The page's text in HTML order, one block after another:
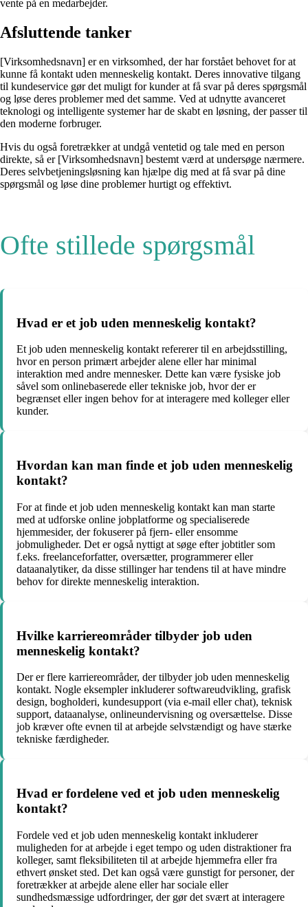
vente på en medarbejder.
Afsluttende tanker
[Virksomhedsnavn] er en virksomhed, der har forstået behovet for at
kunne få kontakt uden menneskelig kontakt. Deres innovative tilgang
til kundeservice gør det muligt for kunder at få svar på deres spørgsmål
og løse deres problemer med det samme. Ved at udnytte avanceret
teknologi og intelligente systemer har de skabt en løsning, der passer til
den moderne forbruger.
Hvis du også foretrækker at undgå ventetid og tale med en person
direkte, så er [Virksomhedsnavn] bestemt værd at undersøge nærmere.
Deres selvbetjeningsløsning kan hjælpe dig med at få svar på dine
spørgsmål og løse dine problemer hurtigt og effektivt.
Ofte stillede spørgsmål
Hvad er et job uden menneskelig kontakt?
Et job uden menneskelig kontakt refererer til en arbejdsstilling,
hvor en person primært arbejder alene eller har minimal
interaktion med andre mennesker. Dette kan være fysiske job
såvel som onlinebaserede eller tekniske job, hvor der er
begrænset eller ingen behov for at interagere med kolleger eller
kunder.
Hvordan kan man finde et job uden menneskelig
kontakt?
For at finde et job uden menneskelig kontakt kan man starte
med at udforske online jobplatforme og specialiserede
hjemmesider, der fokuserer på fjern- eller ensomme
jobmuligheder. Det er også nyttigt at søge efter jobtitler som
f.eks. freelanceforfatter, oversætter, programmerer eller
dataanalytiker, da disse stillinger har tendens til at have mindre
behov for direkte menneskelig interaktion.
Hvilke karriereområder tilbyder job uden
menneskelig kontakt?
Der er flere karriereområder, der tilbyder job uden menneskelig
kontakt. Nogle eksempler inkluderer softwareudvikling, grafisk
design, bogholderi, kundesupport (via e-mail eller chat), teknisk
support, dataanalyse, onlineundervisning og oversættelse. Disse
job kræver ofte evnen til at arbejde selvstændigt og have stærke
tekniske færdigheder.
Hvad er fordelene ved et job uden menneskelig
kontakt?
Fordele ved et job uden menneskelig kontakt inkluderer
muligheden for at arbejde i eget tempo og uden distraktioner fra
kolleger, samt fleksibiliteten til at arbejde hjemmefra eller fra
ethvert ønsket sted. Det kan også være gunstigt for personer, der
foretrækker at arbejde alene eller har sociale eller
sundhedsmæssige udfordringer, der gør det svært at interagere